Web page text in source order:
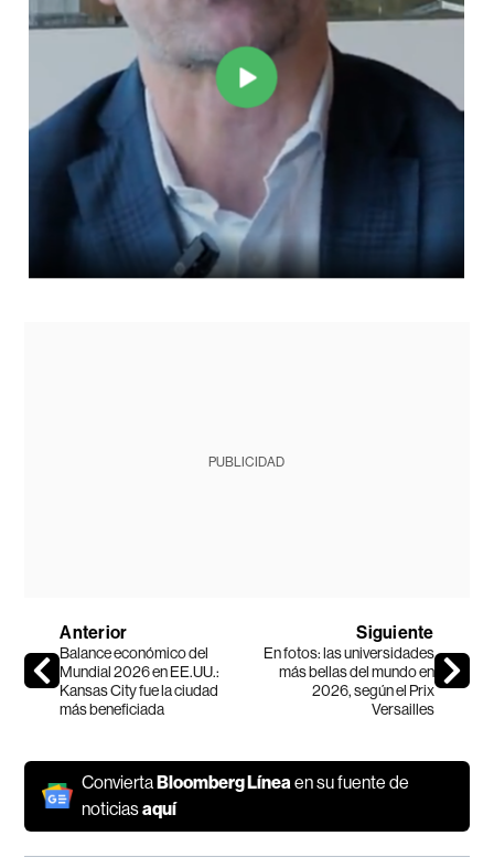
PUBLICIDAD
Anterior
Balance económico del
Mundial 2026 en EE.UU.:
Kansas City fue la ciudad
más beneficiada
Siguiente
En fotos: las universidades
más bellas del mundo en
2026, según el Prix
Versailles
ConviertaBloomberg Línea en su fuente de
noticiasaquí